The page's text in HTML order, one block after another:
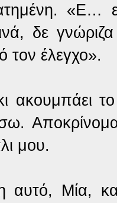
«Ε…
δε
τον έλεγχο».
ακουμπάει
μου.
αυτό, Μία,